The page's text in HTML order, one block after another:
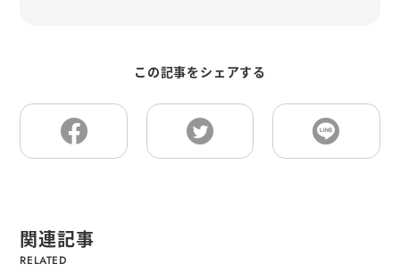
この記事をシェアする
関連記事